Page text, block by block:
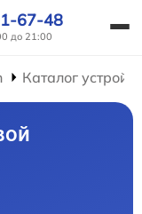
67-48
до 21:00
Каталог